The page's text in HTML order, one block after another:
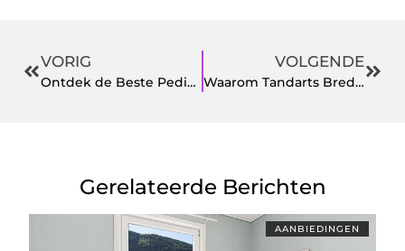
VORIG
Ontdek de Beste Pedicure in Breda voor Gezonde en Mooie Voeten
VOLGENDE
Waarom Tandarts Breda uw beste keuze is voor mondgezondheid
Gerelateerde Berichten
AANBIEDINGEN